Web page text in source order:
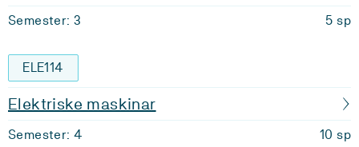
Semester: 3 5 sp
ELE114
Elektriske maskinar
Semester: 4 10 sp